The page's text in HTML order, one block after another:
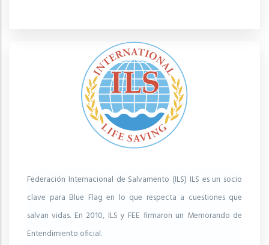
Federación Internacional de Salvamento (ILS) ILS es un socio
clave para Blue Flag en lo que respecta a cuestiones que
salvan vidas. En 2010, ILS y FEE firmaron un Memorando de
Entendimiento oficial.